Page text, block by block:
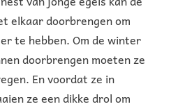
elkaar doorbrengen om
te hebben. Om de winter
doorbrengen moeten ze
En voordat ze in
ze een dikke drol om